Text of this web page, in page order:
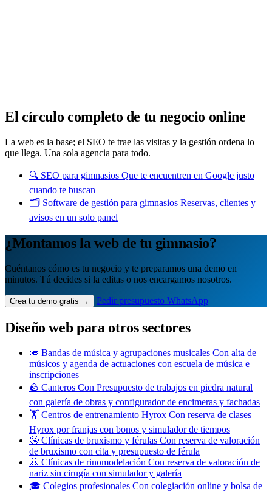
El círculo completo de tu negocio online
La web es la base; el SEO te trae las visitas y la gestión ordena lo
que llega. Una sola agencia para todo.
🔍 SEO para gimnasios Que te encuentren en Google justo
cuando te buscan
🗂️ Software de gestión para gimnasios Reservas, clientes y
avisos en un solo panel
¿Montamos la web de tu gimnasio?
Cuéntanos cómo es tu negocio y te preparamos una demo en
minutos. Tú decides si la editas o nos encargamos nosotros.
Crea tu demo gratis → Pedir presupuesto WhatsApp
Diseño web para otros sectores
🎺 Bandas de música y agrupaciones musicales Con alta de
músicos y agenda de actuaciones con escuela de música e
inscripciones
🪨 Canteros Con Presupuesto de trabajos en piedra natural
con galería de obras y configurador de encimeras y fachadas
🏋️ Centros de entrenamiento Hyrox Con reserva de clases
Hyrox por franjas con bonos y simulador de tiempos
😬 Clínicas de bruxismo y férulas Con reserva de valoración
de bruxismo con cita y presupuesto de férula
👃 Clínicas de rinomodelación Con reserva de valoración de
nariz sin cirugía con simulador y galería
🎓 Colegios profesionales Con colegiación online y bolsa de